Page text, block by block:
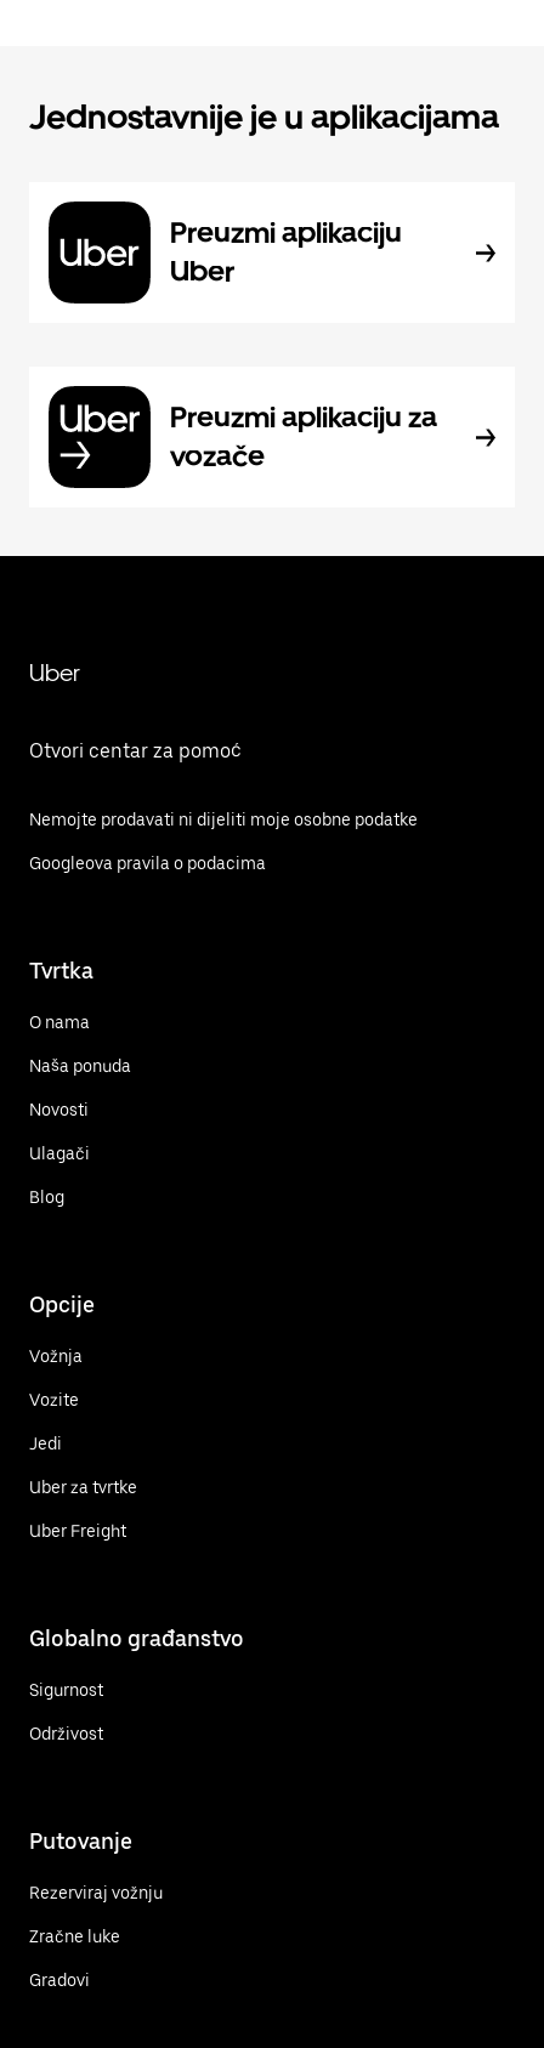
Jednostavnije je u aplikacijama
Preuzmi aplikaciju
Uber
Preuzmi aplikaciju za
vozače
Uber
Otvori centar za pomoć
Nemojte prodavati ni dijeliti moje osobne podatke
Googleova pravila o podacima
Tvrtka
O nama
Naša ponuda
Novosti
Ulagači
Blog
Opcije
Vožnja
Vozite
Jedi
Uber za tvrtke
Uber Freight
Globalno građanstvo
Sigurnost
Održivost
Putovanje
Rezerviraj vožnju
Zračne luke
Gradovi